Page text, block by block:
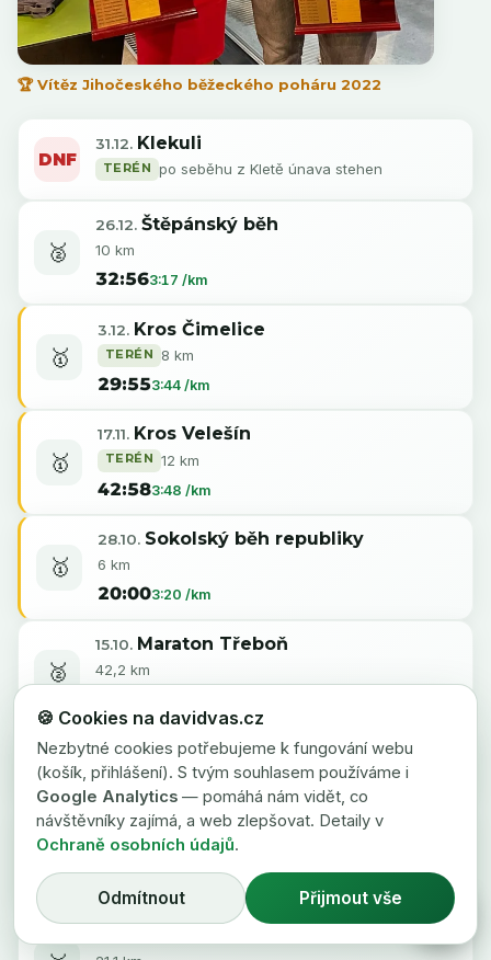
🏆 Vítěz Jihočeského běžeckého poháru 2022
DNF
31.12. Klekuli
TERÉN po seběhu z Kletě únava stehen
🥈
26.12. Štěpánský běh
10 km
32:563:17 /km
🥇
3.12. Kros Čimelice
TERÉN 8 km
29:553:44 /km
🥇
17.11. Kros Velešín
TERÉN 12 km
42:583:48 /km
🥇
28.10. Sokolský běh republiky
6 km
20:003:20 /km
🥈
15.10. Maraton Třeboň
42,2 km
🥇
8.10.Běh kolem Hejtmanu
10 km
1.10. NN Night Run České Budějovice
SILNICE 10 km·České Budějovice
33:45
💬
🍪 Cookies na davidvas.cz
Nezbytné cookies potřebujeme k fungování webu
(košík, přihlášení). S tvým souhlasem používáme i
Google Analytics — pomáhá nám vidět, co
návštěvníky zajímá, a web zlepšovat. Detaily v
Ochraně osobních údajů.
Odmítnout Přijmout vše